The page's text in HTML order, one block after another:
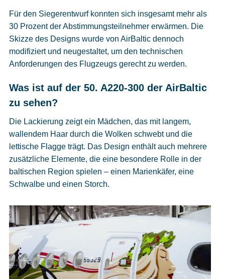
Für den Siegerentwurf konnten sich insgesamt mehr als
30 Prozent der Abstimmungsteilnehmer erwärmen. Die
Skizze des Designs wurde von AirBaltic dennoch
modifiziert und neugestaltet, um den technischen
Anforderungen des Flugzeugs gerecht zu werden.
Was ist auf der 50. A220-300 der AirBaltic
zu sehen?
Die Lackierung zeigt ein Mädchen, das mit langem,
wallendem Haar durch die Wolken schwebt und die
lettische Flagge trägt. Das Design enthält auch mehrere
zusätzliche Elemente, die eine besondere Rolle in der
baltischen Region spielen – einen Marienkäfer, eine
Schwalbe und einen Storch.